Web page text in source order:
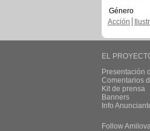
Género
Acción
EL
Presentación
Comentarios
Kit de prensa
Banners
Info
Follow